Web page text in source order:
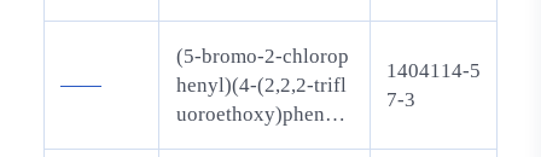
——
(5-bromo-2-chlorop
henyl)(4-(2,2,2-trifl
uoroethoxy)phenyl)
1404114-5
7-3